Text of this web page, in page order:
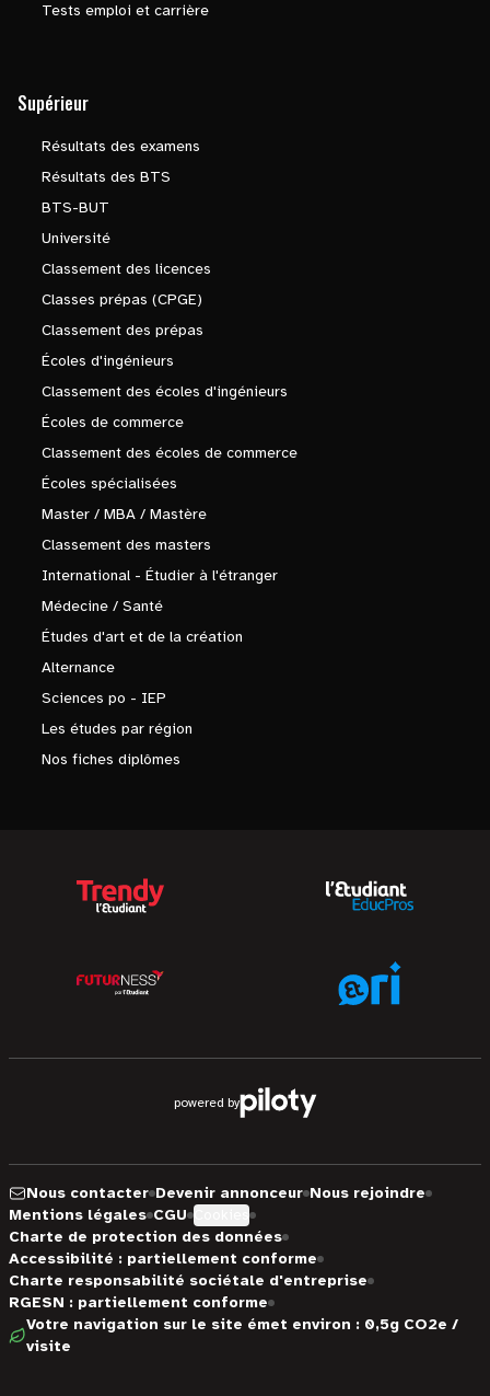
Tests emploi et carrière
Supérieur
Résultats des examens
Résultats des BTS
BTS-BUT
Université
Classement des licences
Classes prépas (CPGE)
Classement des prépas
Écoles d'ingénieurs
Classement des écoles d'ingénieurs
Écoles de commerce
Classement des écoles de commerce
Écoles spécialisées
Master / MBA / Mastère
Classement des masters
International - Étudier à l'étranger
Médecine / Santé
Études d'art et de la création
Alternance
Sciences po - IEP
Les études par région
Nos fiches diplômes
powered by
Nous contacter Devenir annonceur Nous rejoindre
Mentions légales CGU
Charte de protection des données
Accessibilité : partiellement conforme
Charte responsabilité sociétale d'entreprise
RGESN : partiellement conforme
Votre navigation sur le site émet environ : 0,5g CO2e /
visite